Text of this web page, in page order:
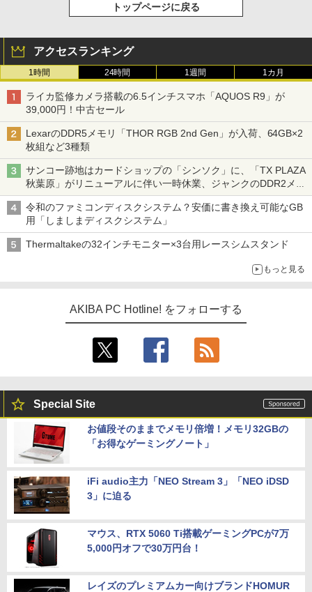
トップページに戻る
アクセスランキング
1時間 24時間 1週間 1カ月
ライカ監修カメラ搭載の6.5インチスマホ「AQUOS R9」が
39,000円！中古セール
LexarのDDR5メモリ「THOR RGB 2nd Gen」が入荷、64GB×2
枚組など3種類
サンコー跡地はカードショップの「シンソク」に、「TX PLAZA
秋葉原」がリニューアルに伴い一時休業、ジャンクのDDR2メモ
リが100円で販売など～ 最近の秋葉原 ～
令和のファミコンディスクシステム？安価に書き換え可能なGB
用「しましまディスクシステム」
Thermaltakeの32インチモニター×3台用レースシムスタンド
もっと見る
AKIBA PC Hotline! をフォローする
Special Site
お値段そのままでメモリ倍増！メモリ32GBの
「お得なゲーミングノート」
iFi audio主力「NEO Stream 3」「NEO iDSD
3」に迫る
マウス、RTX 5060 Ti搭載ゲーミングPCが7万
5,000円オフで30万円台！
レイズのプレミアムカー向けブランドHOMUR